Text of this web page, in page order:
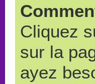
Cliquez
sur la
ayez